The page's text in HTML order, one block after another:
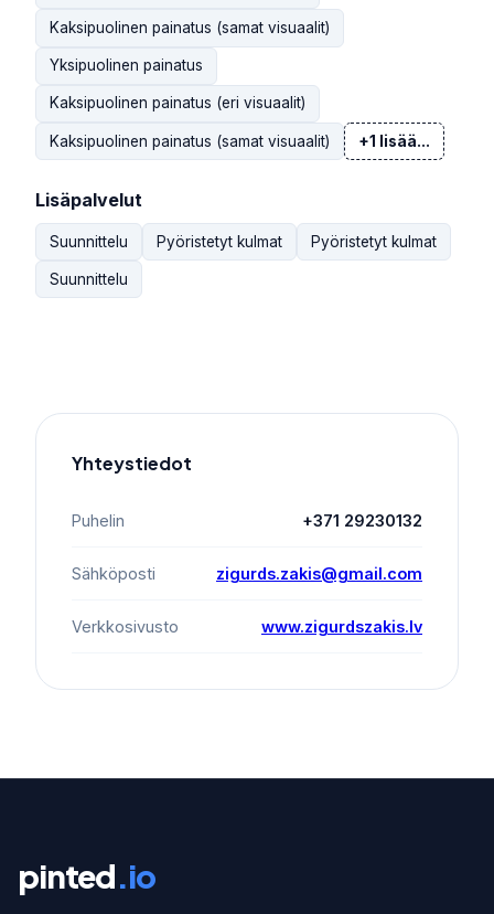
Kaksipuolinen painatus (samat visuaalit)
Yksipuolinen painatus
Kaksipuolinen painatus (eri visuaalit)
Kaksipuolinen painatus (samat visuaalit) +1 lisää...
Lisäpalvelut
Suunnittelu Pyöristetyt kulmat Pyöristetyt kulmat
Suunnittelu
Yhteystiedot
Puhelin +371 29230132
Sähköposti zigurds.zakis@gmail.com
Verkkosivusto www.zigurdszakis.lv
pinted.io